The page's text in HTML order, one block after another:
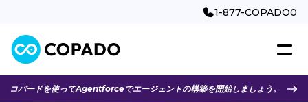
1-877-COPADO0
コパードを使ってAgentforceでエージェントの構築を開始しましょう。